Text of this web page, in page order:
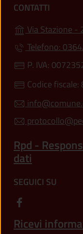
CONTATTI
Via Stazione -
Telefono:
P. IVA:
Codice
Rpd -
dati
SEGUICI SU
Ricevi